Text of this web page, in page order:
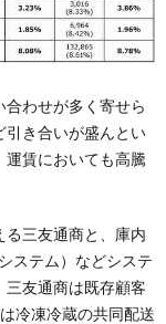
わせが多く寄せら
引き合いが盛んとい
運賃においても高騰
三友通商と、庫内
ステム）などシステ
三友通商は既存顧客
冷凍冷蔵の共同配送